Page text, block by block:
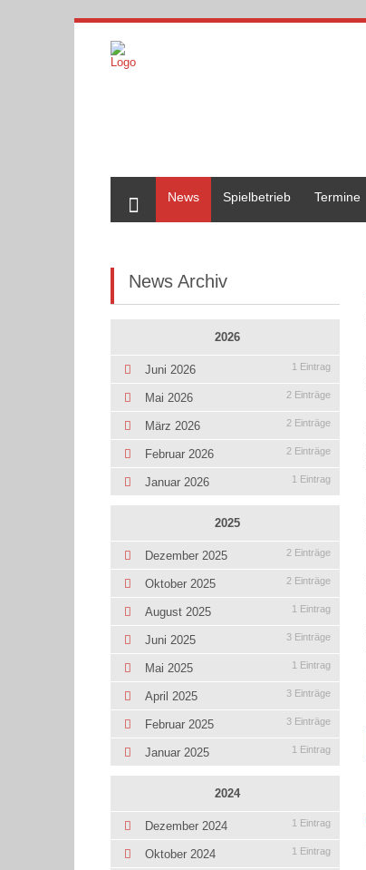
News
Spielbetrieb Termine
News Archiv
2026
Juni 2026 1 Eintrag
Mai 2026 2 Einträge
März 2026 2 Einträge
Februar 2026 2 Einträge
Januar 2026 1 Eintrag
2025
Dezember 2025 2 Einträge
Oktober 2025 2 Einträge
August 2025 1 Eintrag
Juni 2025 3 Einträge
Mai 2025 1 Eintrag
April 2025 3 Einträge
Februar 2025 3 Einträge
Januar 2025 1 Eintrag
2024
Dezember 2024 1 Eintrag
Oktober 2024 1 Eintrag